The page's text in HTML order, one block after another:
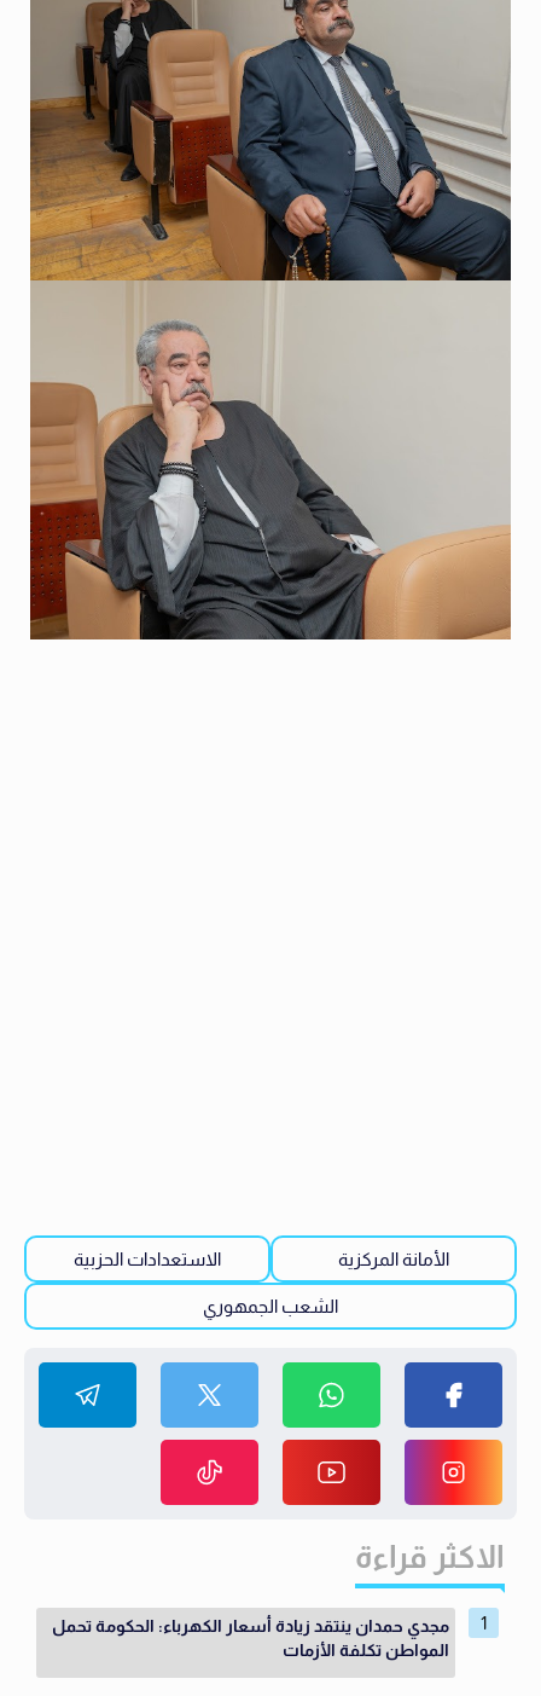
الأمانة المركزية الاستعدادات الحزبية
الشعب الجمهوري
الاكثر قراءة
مجدي حمدان ينتقد زيادة أسعار الكهرباء: الحكومة تحمل
المواطن تكلفة الأزمات